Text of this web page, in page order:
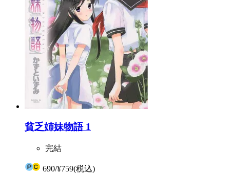
貧乏姉妹物語 1
完結
690/¥759(税込)